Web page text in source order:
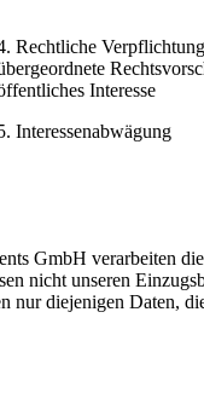
Rechtliche
Interesse
Interessenabwägung
GmbH verarbeiten
nicht unseren
nur diejenigen Daten,